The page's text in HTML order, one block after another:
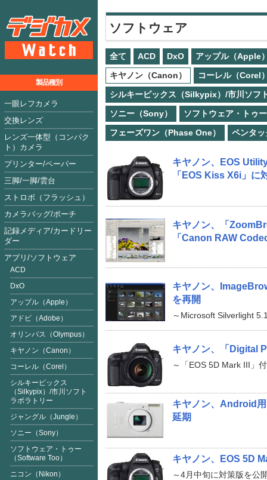
ソフトウェア
全て ACD DxO
アップル（Apple
キヤノン（Canon）
コーレル（Corel
シルキーピックス（Silkypix）/市川ソフ
ソニー（Sony）
ソフトウェア・トゥ
フェーズワン（Phase One）
ペンタ
キヤノン、EOS
「EOS Kiss X6i」に
キヤノン、「
「Canon RAW
キヤノン、
を再開
～Microsoft Silverlight
キヤノン、「Digital
～「EOS 5D Mark III」
キヤノン、Android
延期
キヤノン、EOS 5D
～4月中旬に対策版を公
製品種別
一眼レフカメラ
交換レンズ
レンズ一体型（コンパク
ト）カメラ
プリンター/ペーパー
三脚/一脚/雲台
ストロボ（フラッシュ）
カメラバッグ/ポーチ
記録メディア/カードリー
ダー
アプリ/ソフトウェア
ACD
DxO
アップル（Apple）
アドビ（Adobe）
オリンパス（Olympus）
キヤノン（Canon）
コーレル（Corel）
シルキーピックス
（Silkypix）/市川ソフト
ラボラトリー
ジャングル（Jungle）
ソニー（Sony）
ソフトウェア・トゥー
（Software Too）
ニコン（Nikon）